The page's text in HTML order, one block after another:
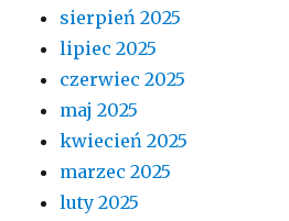
sierpień 2025
lipiec 2025
czerwiec 2025
maj 2025
kwiecień 2025
marzec 2025
luty 2025